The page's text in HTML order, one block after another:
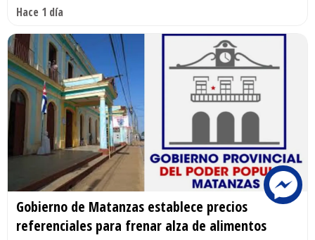
Hace 1 día
Gobierno de Matanzas establece precios
referenciales para frenar alza de alimentos